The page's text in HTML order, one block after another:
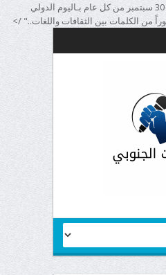
تحتفل روسيا، إلى جانب دول العالم، في 30 سبتمبر من كل عام بـاليوم الدولي
من الكلمات بين الثقافات واللغات.." />